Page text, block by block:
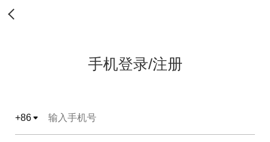
手机登录/注册
+86